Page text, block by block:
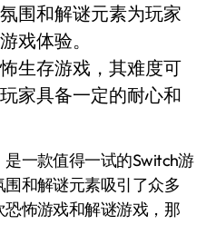
围和解谜元素为玩家
戏体验。
生存游戏，其难度可
家具备一定的耐心和
一款值得一试的Switch游
和解谜元素吸引了众多
怖游戏和解谜游戏，那